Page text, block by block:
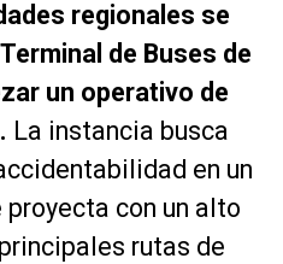
regionales se
de Buses de
un operativo de
La instancia busca
en un
con un alto
rutas de